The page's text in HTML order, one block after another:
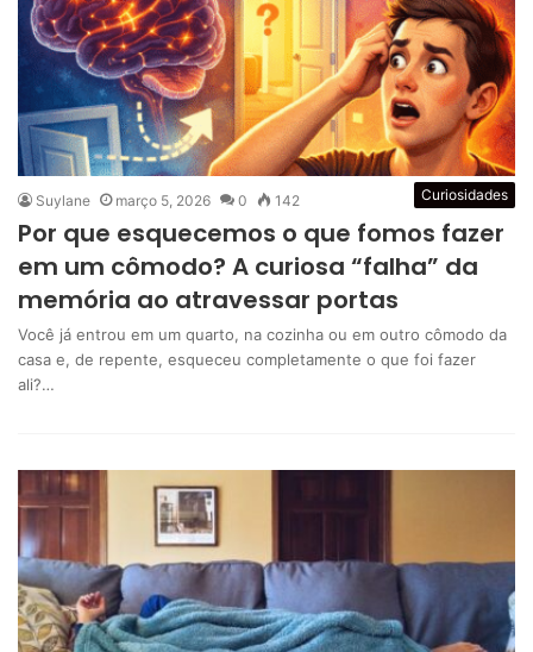
Curiosidades
Suylane março 5, 2026 0 142
Por que esquecemos o que fomos fazer
em um cômodo? A curiosa “falha” da
memória ao atravessar portas
Você já entrou em um quarto, na cozinha ou em outro cômodo da
casa e, de repente, esqueceu completamente o que foi fazer
ali?…